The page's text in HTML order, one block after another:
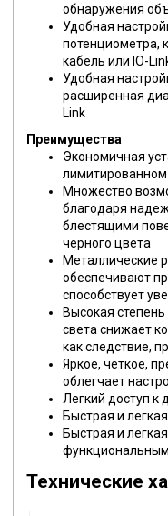
обнаружения
Удобная
потенциометра,
кабель или IO-
Удобная
расширенная
Link
Преимущества
Экономичная
лимитированном
Множество
благодаря
блестящими
черного цвета
Металлические
обеспечивают
способствует
Высокая
света снижает
как следствие,
Яркое, четкое,
облегчает
Легкий доступ к
Быстрая и
Быстрая и
Технические